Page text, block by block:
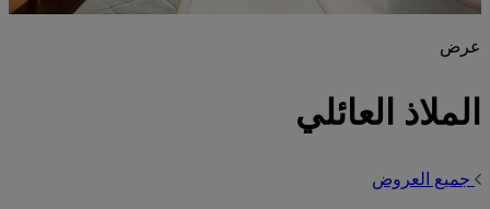
عرض
الملاذ العائلي
جميع العروض